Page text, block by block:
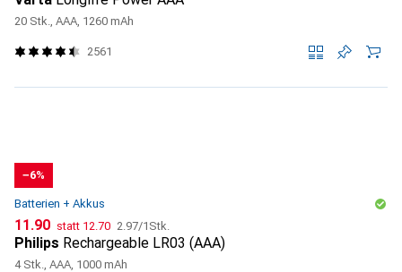
20 Stk., AAA, 1260 mAh
2561
−6%
Batterien + Akkus
CHF
11.90 statt CHF
12.70 CHF
2.97/1Stk.
Philips Rechargeable LR03 (AAA)
4 Stk., AAA, 1000 mAh